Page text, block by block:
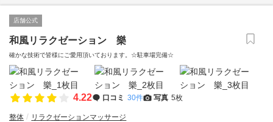
店舗公式
和風リラクゼーション 樂
確かな技術で皆様にご愛用頂いております。☆駐車場完備☆
4.22 口コミ 30件 写真 5枚
整体 リラクゼーションマッサージ